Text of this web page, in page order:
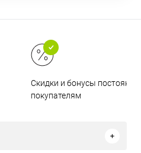
Скидки и бонусы
покупателям